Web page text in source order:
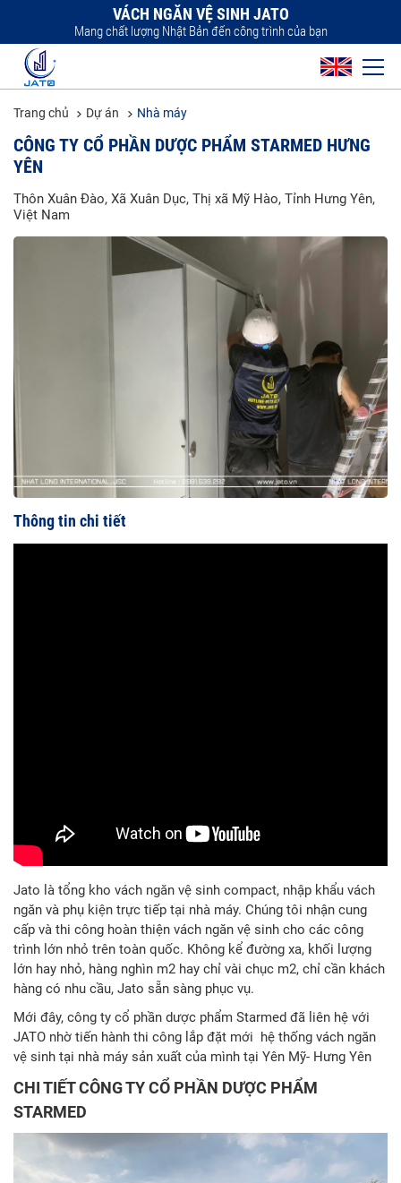
VÁCH NGĂN VỆ SINH JATO
Mang chất lượng Nhật Bản đến công trình của bạn
Trang chủ Dự án Nhà máy
CÔNG TY CỔ PHẦN DƯỢC PHẨM STARMED HƯNG
YÊN
Thôn Xuân Đào, Xã Xuân Dục, Thị xã Mỹ Hào, Tỉnh Hưng Yên,
Việt Nam
Thông tin chi tiết
Jato là tổng kho vách ngăn vệ sinh compact, nhập khẩu vách
ngăn và phụ kiện trực tiếp tại nhà máy. Chúng tôi nhận cung
cấp và thi công hoàn thiện vách ngăn vệ sinh cho các công
trình lớn nhỏ trên toàn quốc. Không kể đường xa, khối lượng
lớn hay nhỏ, hàng nghìn m2 hay chỉ vài chục m2, chỉ cần khách
hàng có nhu cầu, Jato sẵn sàng phục vụ.
Mới đây, công ty cổ phần dược phẩm Starmed đã liên hệ với
JATO nhờ tiến hành thi công lắp đặt mới hệ thống vách ngăn
vệ sinh tại nhà máy sản xuất của mình tại Yên Mỹ- Hưng Yên
CHI TIẾT CÔNG TY CỔ PHẦN DƯỢC PHẨM
STARMED